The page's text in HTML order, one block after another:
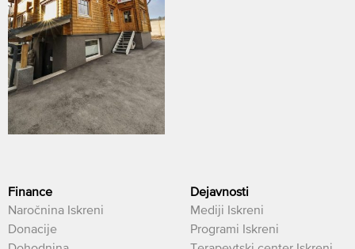
Finance
Naročnina Iskreni
Donacije
Dejavnosti
Mediji Iskreni
Programi Iskreni